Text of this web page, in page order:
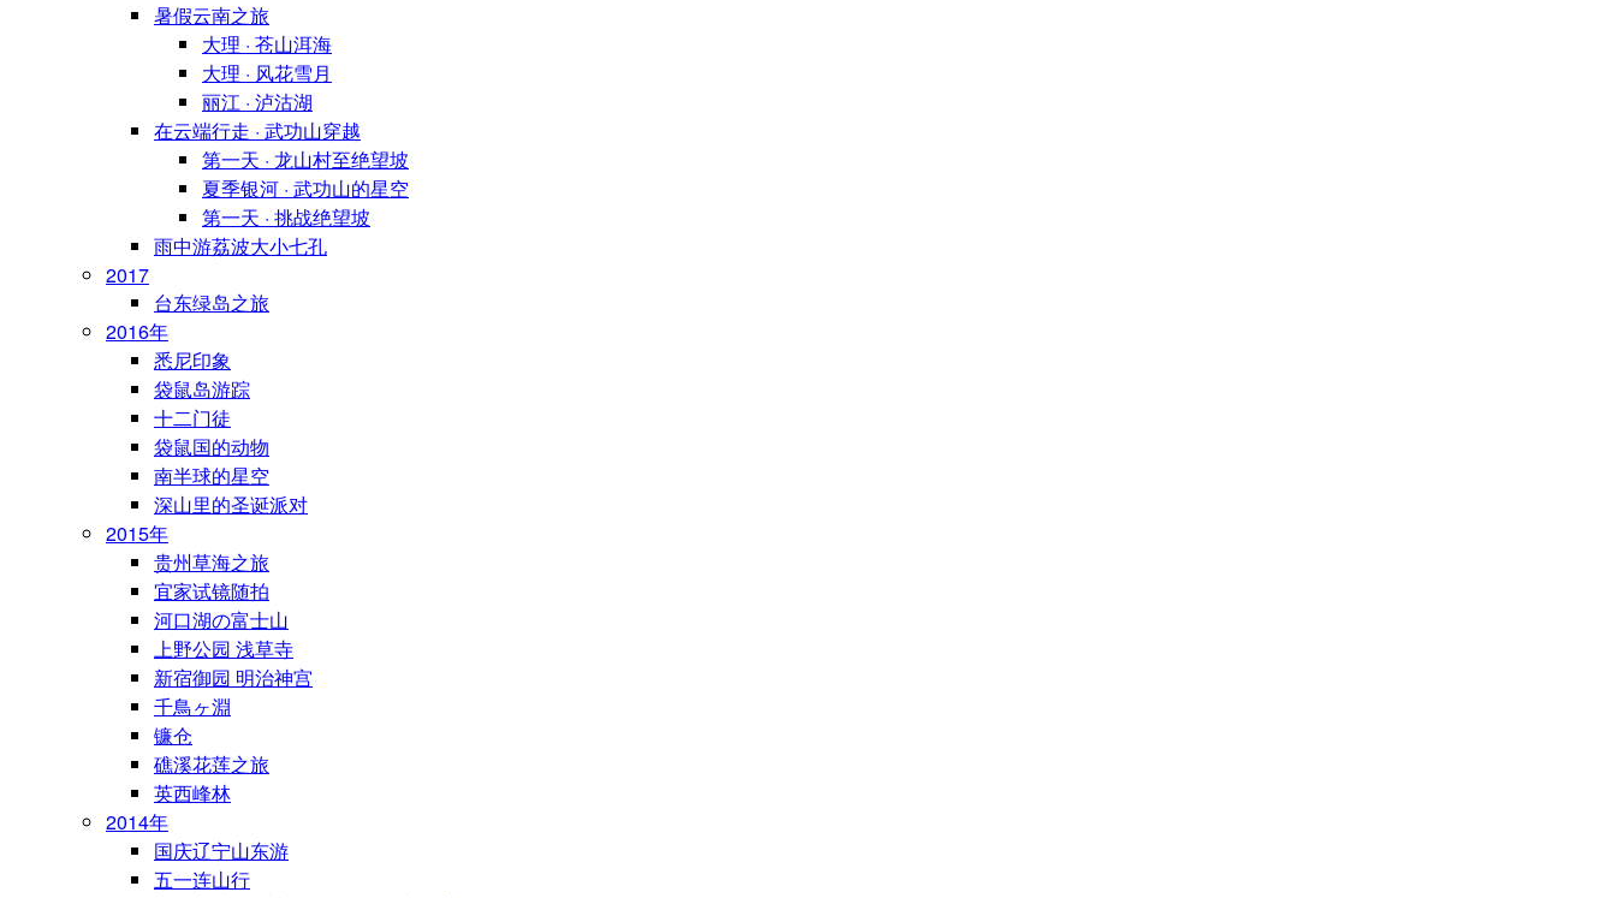
暑假云南之旅
大理 · 苍山洱海
大理 · 风花雪月
丽江 · 泸沽湖
在云端行走 · 武功山穿越
第一天 · 龙山村至绝望坡
夏季银河 · 武功山的星空
第一天 · 挑战绝望坡
雨中游荔波大小七孔
2017
台东绿岛之旅
2016年
悉尼印象
袋鼠岛游踪
十二门徒
袋鼠国的动物
南半球的星空
深山里的圣诞派对
2015年
贵州草海之旅
宜家试镜随拍
河口湖の富士山
上野公园 浅草寺
新宿御园 明治神宫
千鳥ヶ淵
镰仓
礁溪花莲之旅
英西峰林
2014年
国庆辽宁山东游
五一连山行